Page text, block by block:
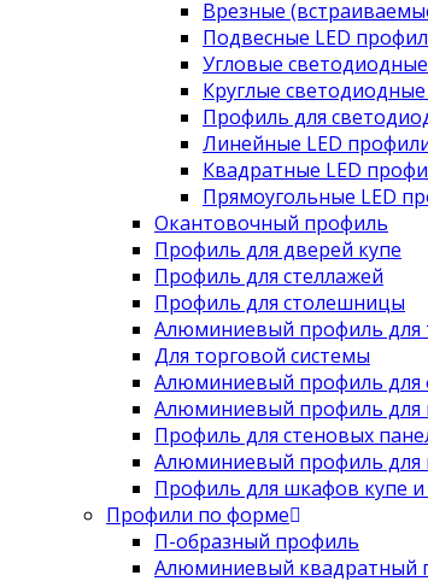
Врезные
Подвесные LED
Угловые
Круглые
Профиль для
Линейные LED
Квадратные LED
Прямоугольные LED
Окантовочный профиль
Профиль для дверей купе
Профиль для стеллажей
Профиль для столешницы
Алюминиевый профиль для
Для торговой системы
Алюминиевый профиль для
Алюминиевый профиль для
Профиль для стеновых
Алюминиевый профиль для
Профиль для шкафов купе
Профили по форме
П-образный профиль
Алюминиевый квадратный